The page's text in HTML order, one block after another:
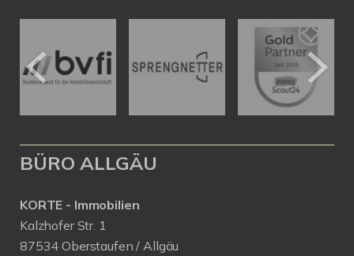
BÜRO ALLGÄU
KORTE - Immobilien
Kalzhofer Str. 1
87534 Oberstaufen / Allgäu